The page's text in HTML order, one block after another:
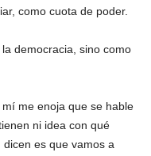
como cuota de poder.
democracia, sino como
me enoja que se hable
ni idea con qué
es que vamos a